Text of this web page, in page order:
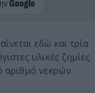
εδώ και τρία
υλικές ζημίες
αριθμό νεκρών.